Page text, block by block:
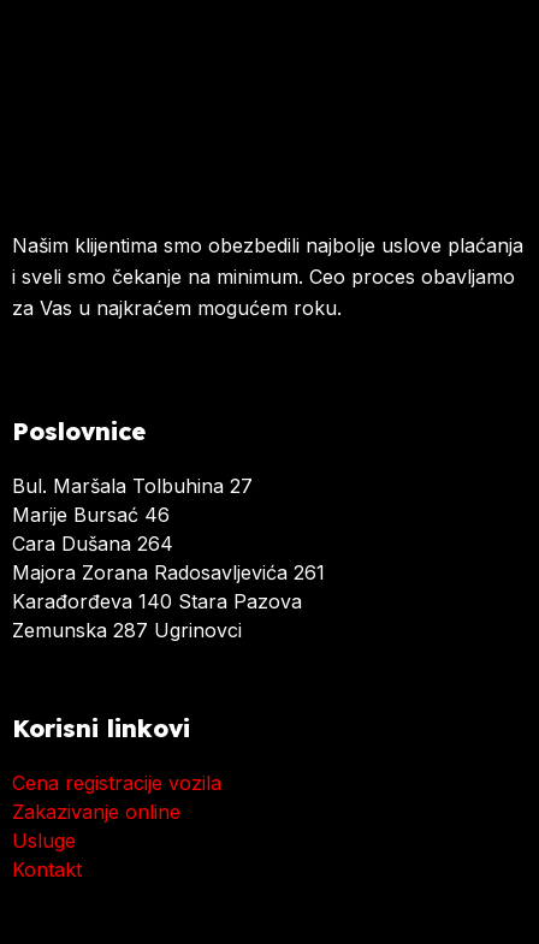
Našim klijentima smo obezbedili najbolje uslove plaćanja
i sveli smo čekanje na minimum. Ceo proces obavljamo
za Vas u najkraćem mogućem roku.
Poslovnice
Bul. Maršala Tolbuhina 27
Marije Bursać 46
Cara Dušana 264
Majora Zorana Radosavljevića 261
Karađorđeva 140 Stara Pazova
Zemunska 287 Ugrinovci
Korisni linkovi
Cena registracije vozila
Zakazivanje online
Usluge
Kontakt